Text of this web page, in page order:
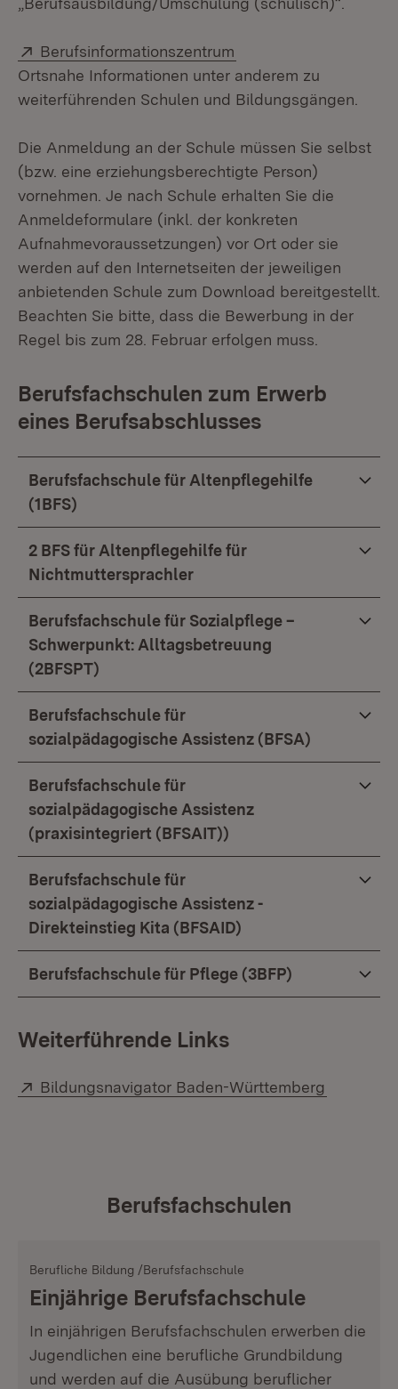
Extern:
Berufsinformationszentrum
Ortsnahe Informationen unter anderem zu
weiterführenden Schulen und Bildungsgängen.
Die Anmeldung an der Schule müssen Sie selbst
(bzw. eine erziehungsberechtigte Person)
vornehmen. Je nach Schule erhalten Sie die
Anmeldeformulare (inkl. der konkreten
Aufnahmevoraussetzungen) vor Ort oder sie
werden auf den Internetseiten der jeweiligen
anbietenden Schule zum Download bereitgestellt.
Beachten Sie bitte, dass die Bewerbung in der
Regel bis zum 28. Februar erfolgen muss.
Berufsfachschulen zum Erwerb
eines Berufsabschlusses
Berufsfachschule für Altenpflegehilfe
(1BFS)
2 BFS für Altenpflegehilfe für
Nichtmuttersprachler
Berufsfachschule für Sozialpflege –
Schwerpunkt: Alltagsbetreuung
(2BFSPT)
Berufsfachschule für
sozialpädagogische Assistenz (BFSA)
Berufsfachschule für
sozialpädagogische Assistenz
(praxisintegriert (BFSAIT))
Berufsfachschule für
sozialpädagogische Assistenz -
Direkteinstieg Kita (BFSAID)
Berufsfachschule für Pflege (3BFP)
Weiterführende Links
Extern:
Bildungsnavigator Baden-Württemberg
Berufsfachschulen
Berufliche Bildung /Berufsfachschule
Einjährige Berufsfachschule
In einjährigen Berufsfachschulen erwerben die
Jugendlichen eine berufliche Grundbildung
und werden auf die Ausübung beruflicher